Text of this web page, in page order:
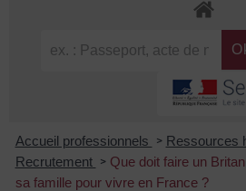
Accueil professionnels > Ressources
Recrutement > Que doit faire un
sa famille pour vivre en France ?